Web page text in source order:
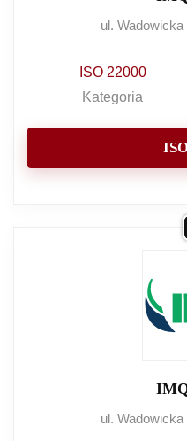
ul.
ISO 22000
Kategoria
ul.